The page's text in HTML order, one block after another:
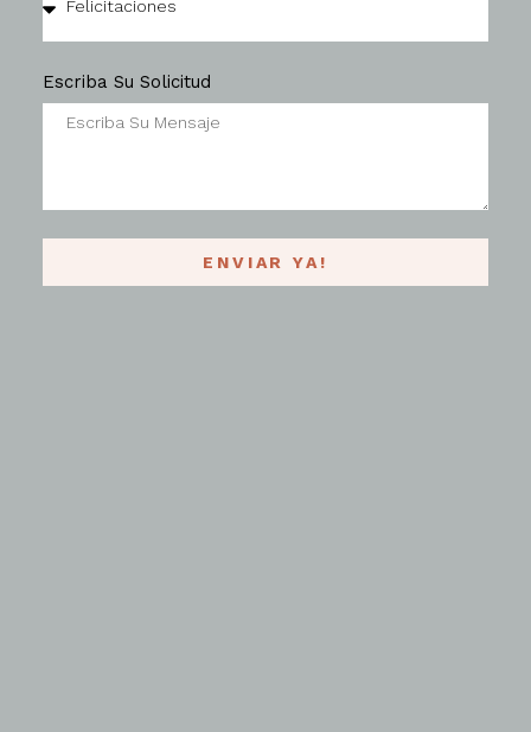
Escriba Su Solicitud
ENVIAR YA!